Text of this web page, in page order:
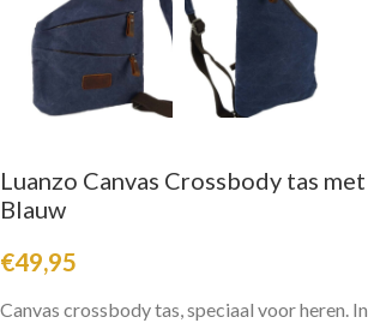
Luanzo Canvas Crossbody tas
Blauw
€49,95
Canvas crossbody tas, speciaal voor heren.